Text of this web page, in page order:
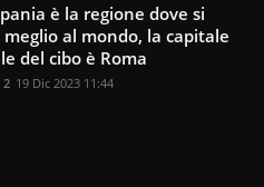
è la regione dove si
meglio al mondo, la capitale
del cibo è Roma
2 19 Dic 2023 11:44